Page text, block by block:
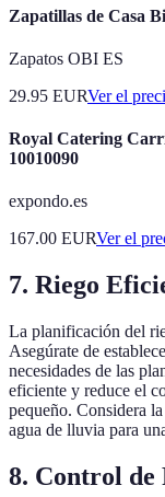
Zapatillas de Casa
Zapatos OBI ES
29.95 EURVer el
Royal Catering
10010090
expondo.es
167.00 EURVer el
7. Riego
La planificación del
Asegúrate de
necesidades de las
eficiente y reduce el
pequeño. Considera
agua de lluvia para
8. Control de